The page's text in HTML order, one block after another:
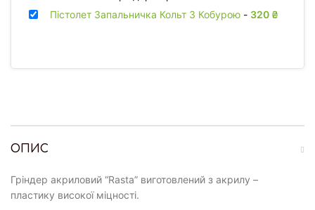
ОПИС
Гріндер акриловий “Rasta” виготовлений з акрилу –
пластику високої міцності.
Пістолет Запальничка Кольт З Кобурою - 320 ₴